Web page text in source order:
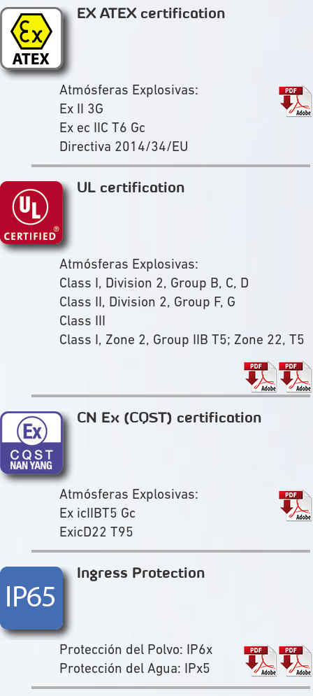
EX ATEX certification
Atmósferas Explosivas:
Ex II 3G
Ex ec IIC T6 Gc
Directiva 2014/34/EU
UL certification
Atmósferas Explosivas:
Class I, Division 2, Group B, C, D
Class II, Division 2, Group F, G
Class III
Class I, Zone 2, Group IIB T5; Zone 22, T5
CN Ex (CQST) certification
Atmósferas Explosivas:
Ex icIIBT5 Gc
ExicD22 T95
Ingress Protection
Protección del Polvo: IP6x
Protección del Agua: IPx5